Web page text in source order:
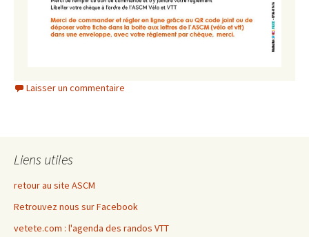
Laisser un commentaire
Liens utiles
retour au site ASCM
Retrouvez nous sur Facebook
vetete.com : l'agenda des randos VTT